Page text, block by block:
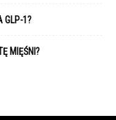
GLP-1?
MIĘŚNI?